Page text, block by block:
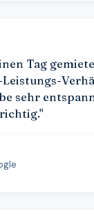
Tag
sehr